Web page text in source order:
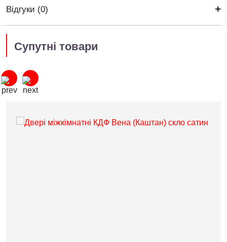
Відгуки (0)
Супутні товари